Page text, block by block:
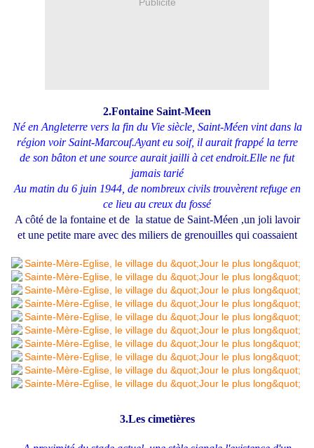
2.Fontaine Saint-Meen
Né en Angleterre vers la fin du Vie siècle, Saint-Méen vint dans la
région voir Saint-Marcouf.Ayant eu soif, il aurait frappé la terre
de son bâton et une source aurait jailli à cet endroit.Elle ne fut
jamais tarié
Au matin du 6 juin 1944, de nombreux civils trouvèrent refuge en
ce lieu au creux du fossé
A côté de la fontaine et de la statue de Saint-Méen ,un joli lavoir
et une petite mare avec des miliers de grenouilles qui coassaient
3.Les cimetières